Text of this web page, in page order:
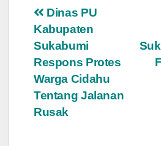
Navigasi
pos
Dinas PU
Kabupaten
Sukabumi
Respons Protes
Warga Cidahu
Tentang Jalanan
Rusak